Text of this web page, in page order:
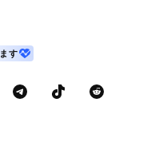
す